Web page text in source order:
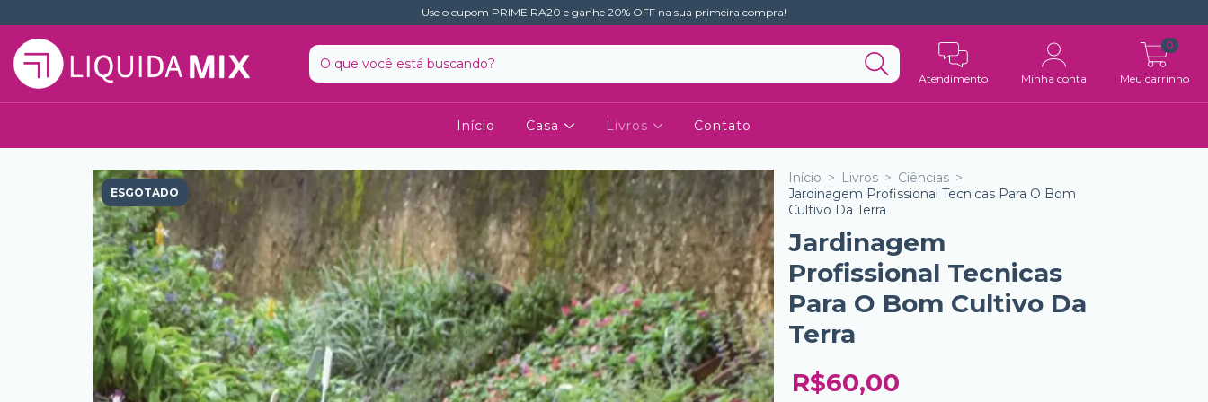
Use o cupom PRIMEIRA20 e ganhe 20% OFF na sua primeira compra!
Atendimento Minha conta Meu carrinho
0
Início Casa Livros Contato
ESGOTADO
Início > Livros > Ciências >
Jardinagem Profissional Tecnicas Para O Bom
Cultivo Da Terra
Jardinagem
Profissional Tecnicas
Para O Bom Cultivo Da
Terra
R$60,00